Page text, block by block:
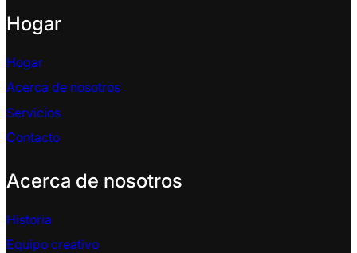
Hogar
Hogar
Acerca de nosotros
Servicios
Contacto
Acerca de nosotros
Historia
Equipo creativo